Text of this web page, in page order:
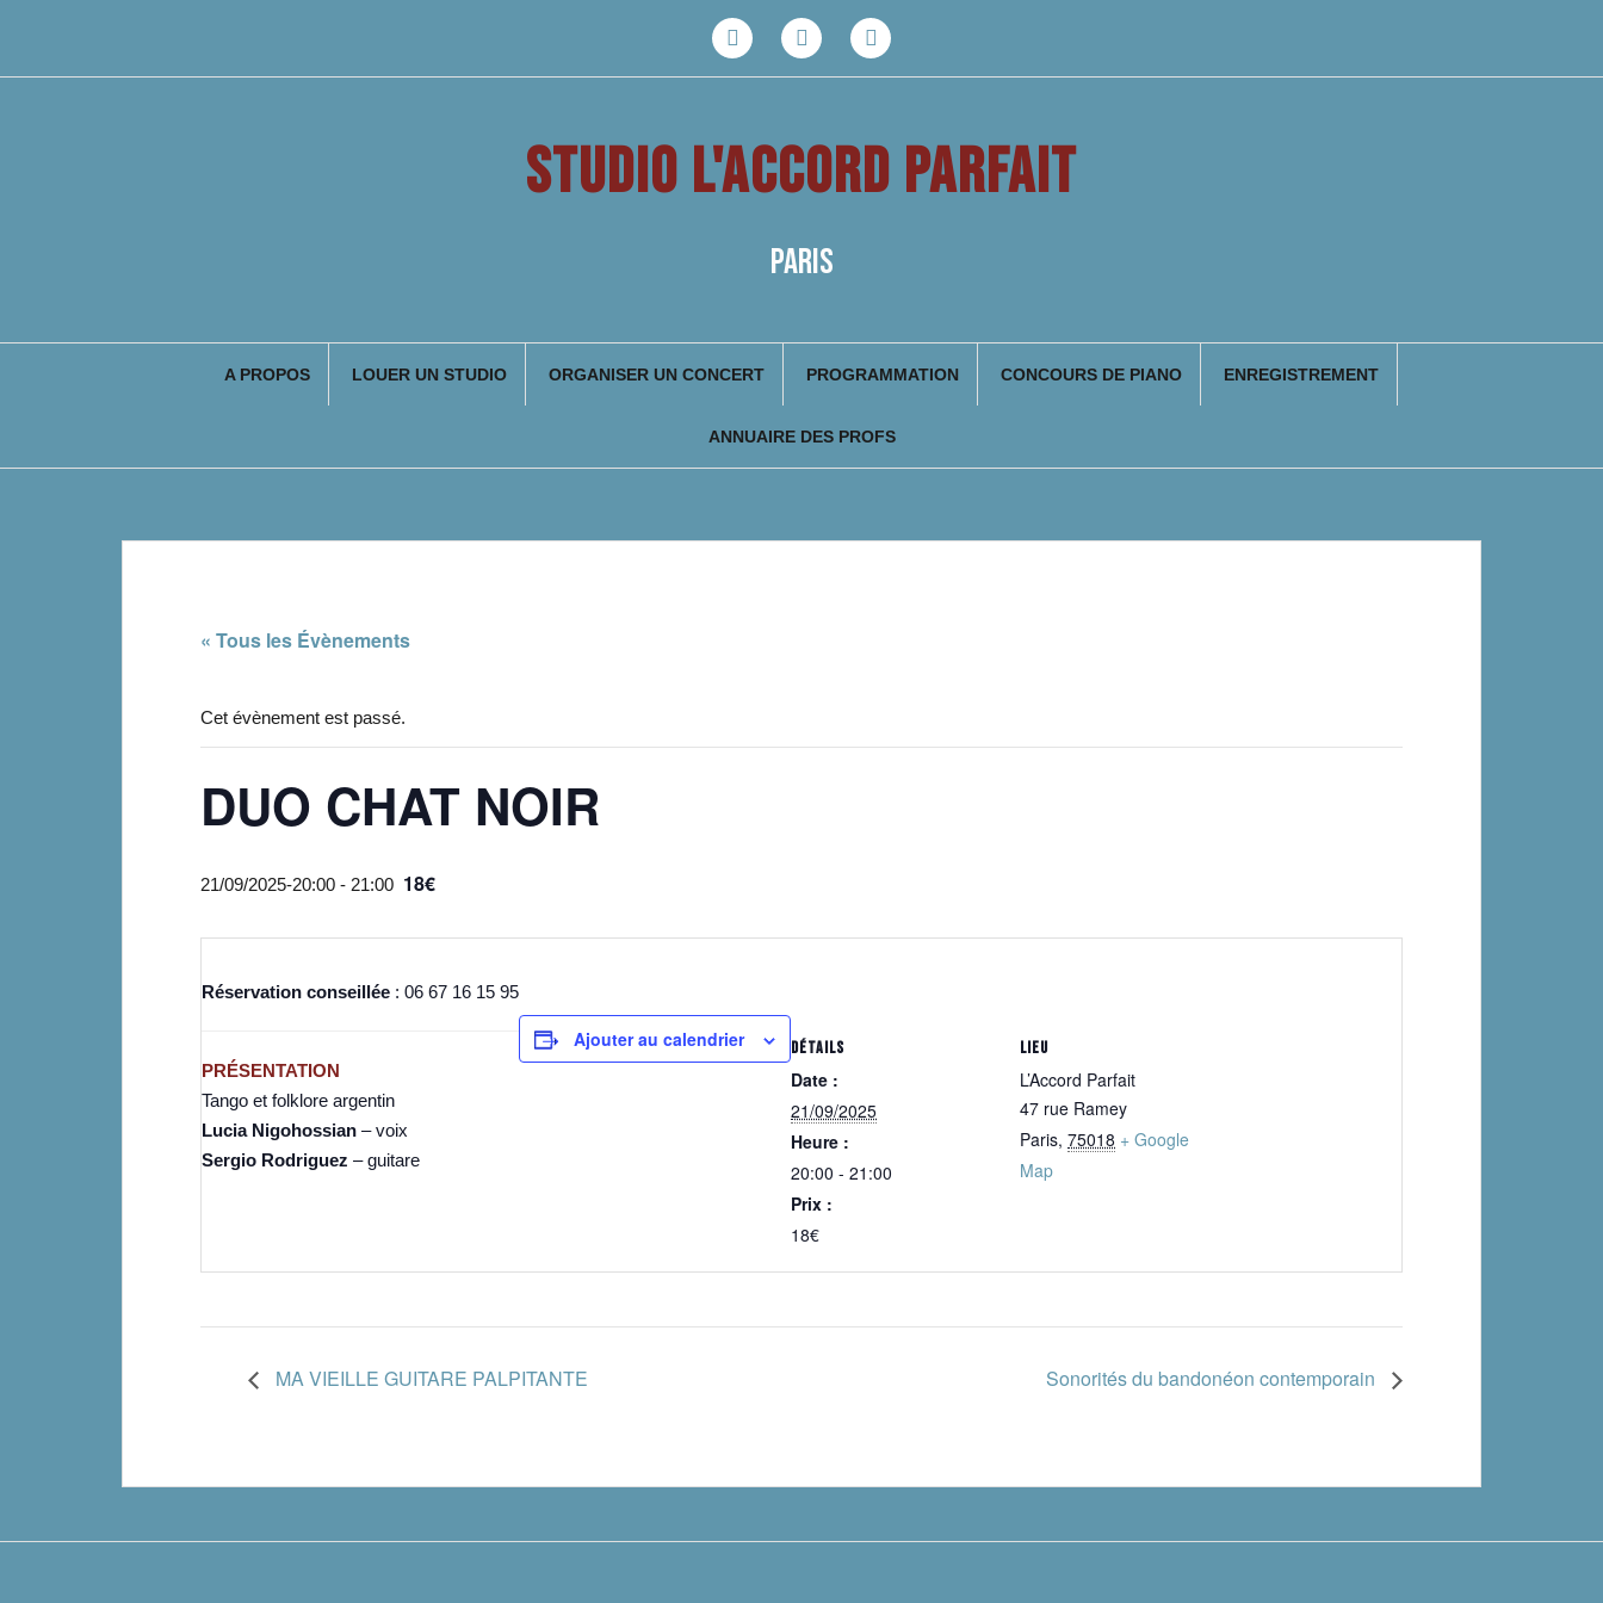
STUDIO L'ACCORD PARFAIT
PARIS
A PROPOS LOUER UN STUDIO ORGANISER UN CONCERT PROGRAMMATION CONCOURS DE PIANO ENREGISTREMENT
ANNUAIRE DES PROFS
« Tous les Évènements
Cet évènement est passé.
DUO CHAT NOIR
21/09/2025-20:00 - 21:00 18€
Réservation conseillée : 06 67 16 15 95
PRÉSENTATION
Tango et folklore argentin
Lucia Nigohossian – voix
Sergio Rodriguez – guitare
Ajouter au calendrier DÉTAILS
Date :
21/09/2025
Heure :
20:00 - 21:00
Prix :
18€
LIEU
L’Accord Parfait
47 rue Ramey
Paris, 75018 + Google
Map
MA VIEILLE GUITARE PALPITANTE Sonorités du bandonéon contemporain